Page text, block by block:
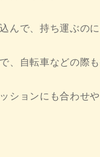
んで、持ち運ぶのに
、自転車などの際も
ションにも合わせ